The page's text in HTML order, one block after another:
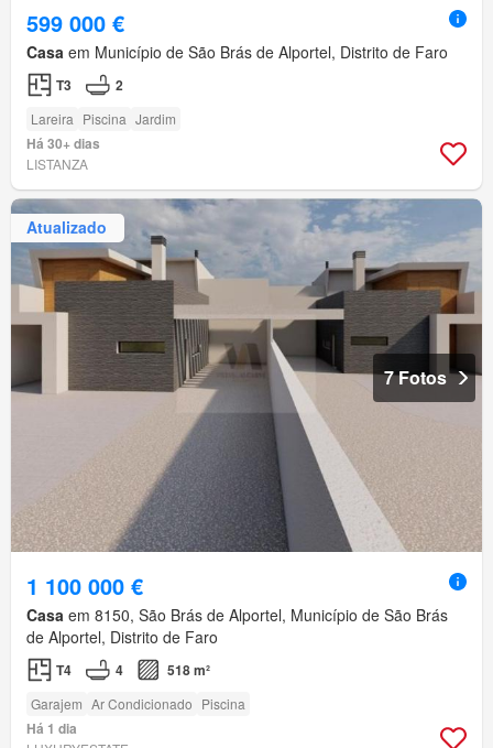
599 000 €
Casa em Município de São Brás de Alportel, Distrito de Faro
T3 2
Lareira Piscina Jardim
Há 30+ dias
LISTANZA
Atualizado
7 Fotos
1 100 000 €
Casa em 8150, São Brás de Alportel, Município de São Brás
de Alportel, Distrito de Faro
T4 4 518 m²
Garajem Ar Condicionado Piscina
Há 1 dia